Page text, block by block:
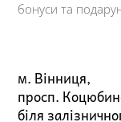
бонуси та
м. Вінниця,
просп.
біля